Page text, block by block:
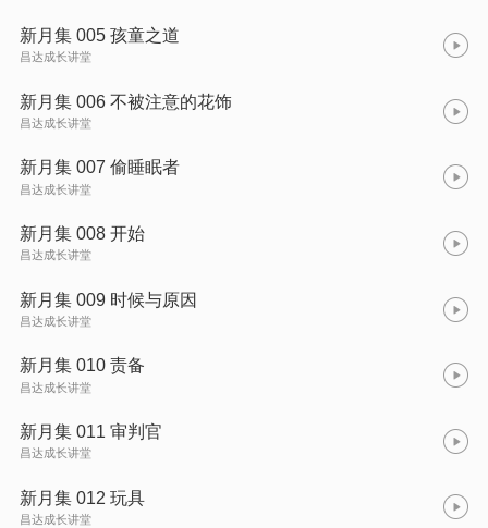
新月集 005 孩童之道
昌达成长讲堂
新月集 006 不被注意的花饰
昌达成长讲堂
新月集 007 偷睡眠者
昌达成长讲堂
新月集 008 开始
昌达成长讲堂
新月集 009 时候与原因
昌达成长讲堂
新月集 010 责备
昌达成长讲堂
新月集 011 审判官
昌达成长讲堂
新月集 012 玩具
昌达成长讲堂